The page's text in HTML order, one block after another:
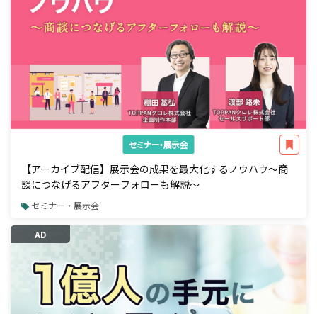
セミナー・展示会
【アーカイブ配信】展示会の成果を最大化するノウハウ～商
談につなげるアフターフォローも解説～
セミナー・展示会
AD